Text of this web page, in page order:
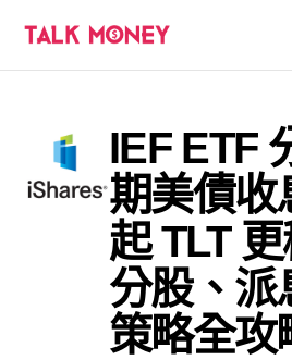
證券商評價
各種投資產品戶口
IEF ETF
期美債收
起 TLT
分股、派
策略全攻